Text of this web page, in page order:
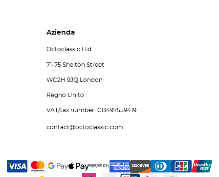
Azienda
Octoclassic Ltd.
71-75 Shelton Street
WC2H 9JQ London
Regno Unito
VAT/tax number: GB497559419
contact@octoclassic.com